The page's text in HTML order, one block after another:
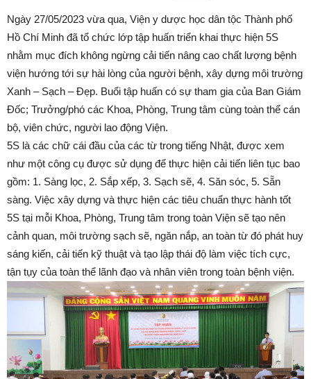
Ngày 27/05/2023 vừa qua, Viện y dược học dân tộc Thành phố
Hồ Chí Minh đã tổ chức lớp tập huấn triển khai thực hiện 5S
nhằm mục đích không ngừng cải tiến nâng cao chất lượng bệnh
viện hướng tới sự hài lòng của người bệnh, xây dựng môi trường
Xanh – Sạch – Đẹp. Buổi tập huấn có sự tham gia của Ban Giám
Đốc; Trưởng/phó các Khoa, Phòng, Trung tâm cùng toàn thể cán
bộ, viên chức, người lao động Viện.
5S là các chữ cái đầu của các từ trong tiếng Nhật, được xem
như một công cụ được sử dụng để thực hiện cải tiến liên tục bao
gồm: 1. Sàng lọc, 2. Sắp xếp, 3. Sạch sẽ, 4. Săn sóc, 5. Sẵn
sàng. Việc xây dựng và thực hiện các tiêu chuẩn thực hành tốt
5S tại mỗi Khoa, Phòng, Trung tâm trong toàn Viện sẽ tạo nên
cảnh quan, môi trường sạch sẽ, ngăn nắp, an toàn từ đó phát huy
sáng kiến, cải tiến kỹ thuật và tạo lập thái độ làm việc tích cực,
tận tụy của toàn thể lãnh đạo và nhân viên trong toàn bệnh viện.